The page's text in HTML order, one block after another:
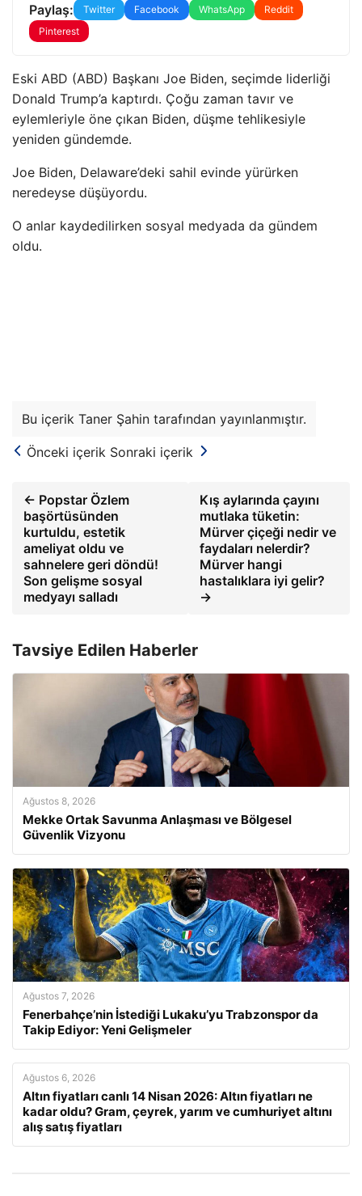
Paylaş: Twitter Facebook WhatsApp
Reddit
Pinterest
Eski ABD (ABD) Başkanı Joe Biden, seçimde liderliği
Donald Trump’a kaptırdı. Çoğu zaman tavır ve
eylemleriyle öne çıkan Biden, düşme tehlikesiyle
yeniden gündemde.
Joe Biden, Delaware’deki sahil evinde yürürken
neredeyse düşüyordu.
O anlar kaydedilirken sosyal medyada da gündem
oldu.
Bu içerik Taner Şahin tarafından yayınlanmıştır.
Önceki içerik Sonraki içerik
← Popstar Özlem
başörtüsünden
kurtuldu, estetik
ameliyat oldu ve
sahnelere geri döndü!
Son gelişme sosyal
medyayı salladı
Kış aylarında çayını
mutlaka tüketin:
Mürver çiçeği nedir ve
faydaları nelerdir?
Mürver hangi
hastalıklara iyi gelir?
→
Tavsiye Edilen Haberler
Ağustos 8, 2026
Mekke Ortak Savunma Anlaşması ve Bölgesel
Güvenlik Vizyonu
Ağustos 7, 2026
Fenerbahçe’nin İstediği Lukaku’yu Trabzonspor da
Takip Ediyor: Yeni Gelişmeler
Ağustos 6, 2026
Altın fiyatları canlı 14 Nisan 2026: Altın fiyatları ne
kadar oldu? Gram, çeyrek, yarım ve cumhuriyet altını
alış satış fiyatları